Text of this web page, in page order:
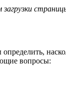
вопросы: